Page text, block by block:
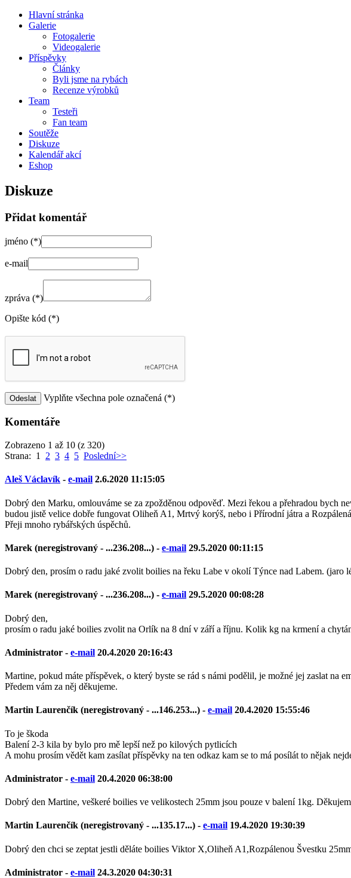
Hlavní stránka
Galerie
Fotogalerie
Videogalerie
Příspěvky
Články
Byli jsme na rybách
Recenze výrobků
Team
Testeři
Fan team
Soutěže
Diskuze
Kalendář akcí
Eshop
Diskuze
Přidat komentář
jméno (*)
e-mail
zpráva (*)
Opište kód (*)
Vyplňte všechna pole označená (*)
Komentáře
Zobrazeno 1 až 10 (z 320)
Strana: 1 2 3 4 5 Poslední>>
Aleš Václavík - e-mail 2.6.2020 11:15:05
Dobrý den Marku, omlouváme se za zpožděnou odpověď. Mezi řekou a přehradou bych
budou jistě velice dobře fungovat Oliheň A1, Mrtvý korýš, nebo i Přírodní játra a
Přeji mnoho rybářských úspěchů.
Marek (neregistrovaný - ...236.208...) - e-mail 29.5.2020 00:11:15
Dobrý den, prosím o radu jaké zvolit boilies na řeku Labe v okolí Týnce nad Labem. (jaro
Marek (neregistrovaný - ...236.208...) - e-mail 29.5.2020 00:08:28
Dobrý den,
prosím o radu jaké boilies zvolit na Orlík na 8 dní v září a říjnu. Kolik kg na krmení a
Administrator - e-mail 20.4.2020 20:16:43
Martine, pokud máte příspěvek, o který byste se rád s námi podělil, je možné jej zaslat na
Předem vám za něj děkujeme.
Martin Laurenčík (neregistrovaný - ...146.253...) - e-mail 20.4.2020 15:55:46
To je škoda
Balení 2-3 kila by bylo pro mě lepší než po kilových pytlicích
A mohu prosím vědět kam zasílat příspěvky na ten odkaz kam se to má posílát to nějak
Administrator - e-mail 20.4.2020 06:38:00
Dobrý den Martine, veškeré boilies ve velikostech 25mm jsou pouze v balení 1kg.
Martin Laurenčík (neregistrovaný - ...135.17...) - e-mail 19.4.2020 19:30:39
Dobrý den chci se zeptat jestli děláte boilies Viktor X,Oliheň A1,Rozpálenou Švestku
Administrator - e-mail 24.3.2020 04:30:31